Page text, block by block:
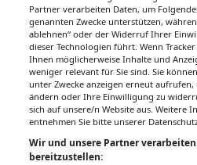
Partner verarbeiten Daten, um
genannten Zwecke unterstützen,
ablehnen“ oder der Widerruf Ihrer
dieser Technologien führt. Wenn
Ihnen möglicherweise Inhalte und
weniger relevant für Sie sind. Sie
unter Zwecke anzeigen erneut aufrufen,
ändern oder Ihre Einwilligung zu
sich auf unsere/n Website aus. Weitere
entnehmen Sie bitte unserer
Wir und unsere Partner
bereitzustellen: